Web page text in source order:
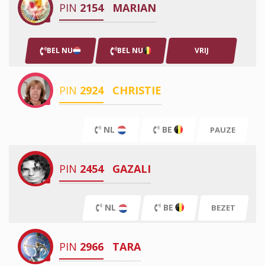
PIN 2154 MARIAN
BEL NU BEL NU VRIJ
PIN 2924 CHRISTIE
NL BE PAUZE
PIN 2454 GAZALI
NL BE BEZET
PIN 2966 TARA